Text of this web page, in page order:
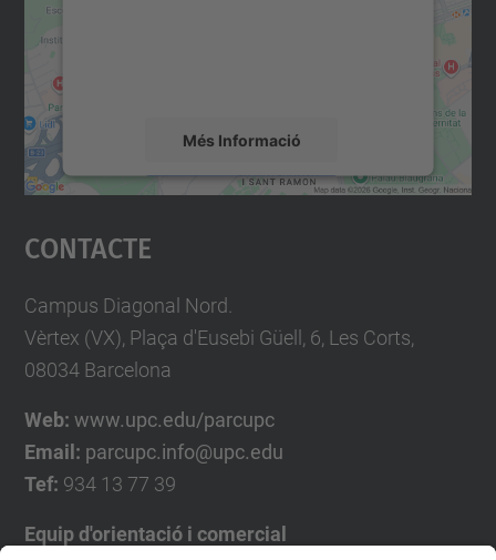
Més Informació
Accepta
powered by
Contacte
Campus Diagonal Nord.
Vèrtex (VX), Plaça d'Eusebi Güell, 6, Les Corts,
08034 Barcelona
Web: www.upc.edu/parcupc
Email: parcupc.info@upc.edu
Tef: 934 13 77 39
Equip d'orientació i comercial